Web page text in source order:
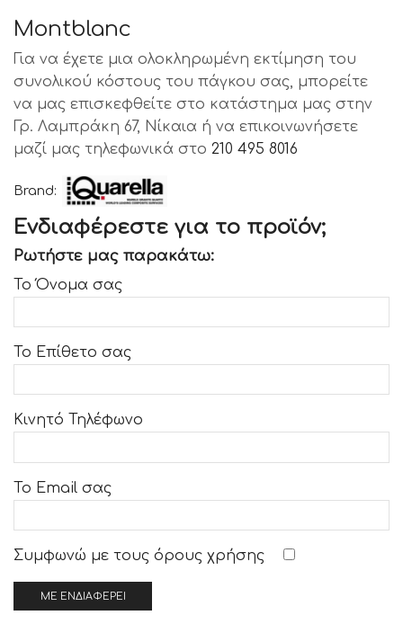
Montblanc
Για να έχετε μια ολοκληρωμένη εκτίμηση του
συνολικού κόστους του πάγκου σας, μπορείτε
να μας επισκεφθείτε στο κατάστημα μας στην
Γρ. Λαμπράκη 67, Νίκαια ή να επικοινωνήσετε
μαζί μας τηλεφωνικά στο 210 495 8016
Brand:
Ενδιαφέρεστε για το προϊόν;
Ρωτήστε μας παρακάτω:
Το Όνομα σας
Το Επίθετο σας
Κινητό Τηλέφωνο
Το Email σας
Συμφωνώ με τους όρους χρήσης